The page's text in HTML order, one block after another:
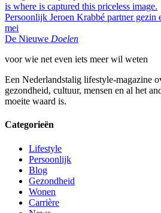
Persoonlijk Jeroen Krabbé partner gezin
mei
De Nieuwe Doelen
voor wie net even iets meer wil weten
Een Nederlandstalig lifestyle-magazine
gezondheid, cultuur, mensen en al het
moeite waard is.
Categorieën
Lifestyle
Persoonlijk
Blog
Gezondheid
Wonen
Carrière